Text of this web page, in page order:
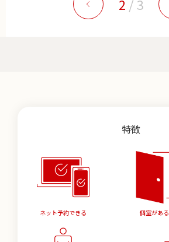
2 /3
特徴
ネット予約できる 個室がある